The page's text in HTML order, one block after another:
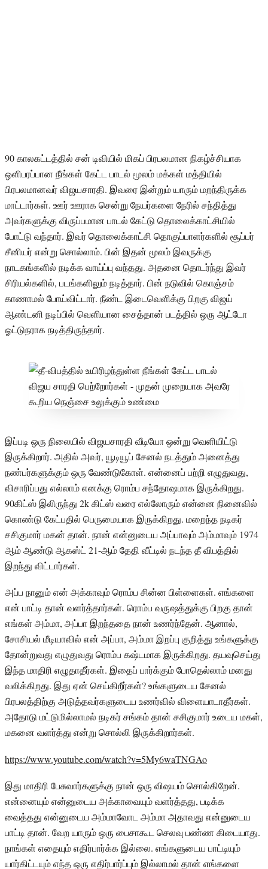
90 காலகட்டத்தில் சன் டிவியில் மிகப் பிரபலமான நிகழ்ச்சியாக
ஒளிபரப்பான நீங்கள் கேட்ட பாடல் மூலம் மக்கள் மத்தியில்
பிரபலமானவர் விஜயசாரதி. இவரை இன்றும் யாரும் மறந்திருக்க
மாட்டார்கள். ஊர் ஊராக சென்று நேயர்களை நேரில் சந்தித்து
அவர்களுக்கு விருப்பமான பாடல் கேட்டு தொலைக்காட்சியில்
போட்டு வந்தார். இவர் தொலைக்காட்சி தொகுப்பாளர்களில் சூப்பர்
சீனியர் என்று சொல்லாம். பின் இதன் மூலம் இவருக்கு
நாடகங்களில் நடிக்க வாய்ப்பு வந்தது. அதனை தொடர்ந்து இவர்
சிரியல்களில், படங்களிலும் நடித்தார். பின் நடுவில் கொஞ்சம்
காணாமல் போய்விட்டார். நீண்ட இடைவெளிக்கு பிறகு விஜய்
ஆண்டனி நடிப்பில் வெளியான சைத்தான் படத்தில் ஒரு ஆட்டோ
ஓட்டுநராக நடித்திருந்தார்.
இப்படி ஒரு நிலையில் விஜயசாரதி வீடியோ ஒன்று வெளியிட்டு
இருக்கிறார். அதில் அவர், யூடியூப் சேனல் நடத்தும் அனைத்து
நண்பர்களுக்கும் ஒரு வேண்டுகோள். என்னைப் பற்றி எழுதுவது,
விசாரிப்பது எல்லாம் எனக்கு ரொம்ப சந்தோஷமாக இருக்கிறது.
90கிட்ஸ் இலிருந்து 2k கிட்ஸ் வரை எல்லோரும் என்னை நினைவில்
கொண்டு கேட்பதில் பெருமையாக இருக்கிறது. மறைந்த நடிகர்
சசிகுமார் மகன் தான். நான் என்னுடைய அப்பாவும் அம்மாவும் 1974
ஆம் ஆண்டு ஆகஸ்ட் 21-ஆம் தேதி வீட்டில் நடந்த தீ விபத்தில்
இறந்து விட்டார்கள்.
அப்ப நானும் என் அக்காவும் ரொம்ப சின்ன பிள்ளைகள். எங்களை
என் பாட்டி தான் வளர்த்தார்கள். ரொம்ப வருஷத்துக்கு பிறகு தான்
எங்கள் அம்மா, அப்பா இறந்ததை நான் உணர்ந்தேன். ஆனால்,
சோசியல் மீடியாவில் என் அப்பா, அம்மா இறப்பு குறித்து உங்களுக்கு
தோன்றுவது எழுதுவது ரொம்ப கஷ்டமாக இருக்கிறது. தயவுசெய்து
இந்த மாதிரி எழுதாதீர்கள். இதைப் பார்க்கும் போதெல்லாம் மனது
வலிக்கிறது. இது ஏன் செய்கிறீர்கள்? உங்களுடைய சேனல்
பிரபலத்திற்கு அடுத்தவர்களுடைய உணர்வில் விளையாடாதீர்கள்.
அதோடு மட்டுமில்லாமல் நடிகர் சங்கம் தான் சசிகுமார் உடைய மகள்,
மகனை வளர்த்து என்று சொல்லி இருக்கிறார்கள்.
https://www.youtube.com/watch?v=5My6waTNGAo
இது மாதிரி பேசுவார்களுக்கு நான் ஒரு விஷயம் சொல்கிறேன்.
என்னையும் என்னுடைய அக்காவையும் வளர்த்தது, படிக்க
வைத்தது என்னுடைய அம்மாவோட அம்மா அதாவது என்னுடைய
பாட்டி தான். வேற யாரும் ஒரு பைசாகூட செலவு பண்ண கிடையாது.
நாங்கள் எதையும் எதிர்பார்க்க இல்லை. எங்களுடைய பாட்டியும்
யார்கிட்டயும் எந்த ஒரு எதிர்பார்ப்பும் இல்லாமல் தான் எங்களை